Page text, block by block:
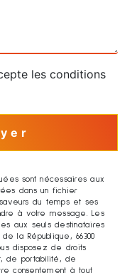
les conditions
sont nécessaires aux
dans un fichier
du temps et ses
à votre message. Les
aux seuls destinataires
la République, 66300
disposez de droits
de portabilité, de
consentement à tout